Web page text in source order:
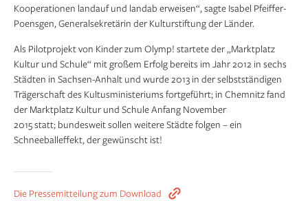
Kooperationen landauf und landab erweisen“, sagte Isabel Pfeiffer-
Poensgen, Generalsekretärin der Kulturstiftung der Länder.
Als Pilotprojekt von Kinder zum Olymp! startete der „Marktplatz
Kultur und Schule“ mit großem Erfolg bereits im Jahr 2012 in sechs
Städten in Sachsen-Anhalt und wurde 2013 in der selbstständigen
Trägerschaft des Kultusministeriums fortgeführt; in Chemnitz fand
der Marktplatz Kultur und Schule Anfang November
2015 statt; bundesweit sollen weitere Städte folgen – ein
Schneeballeffekt, der gewünscht ist!
Die Pressemitteilung zum Download